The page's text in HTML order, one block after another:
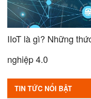
IIoT là gì? Những
nghiệp 4.0
TIN TỨC NỔI BẬT